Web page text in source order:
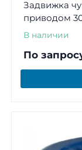
Задвижка
приводом
В наличии
По